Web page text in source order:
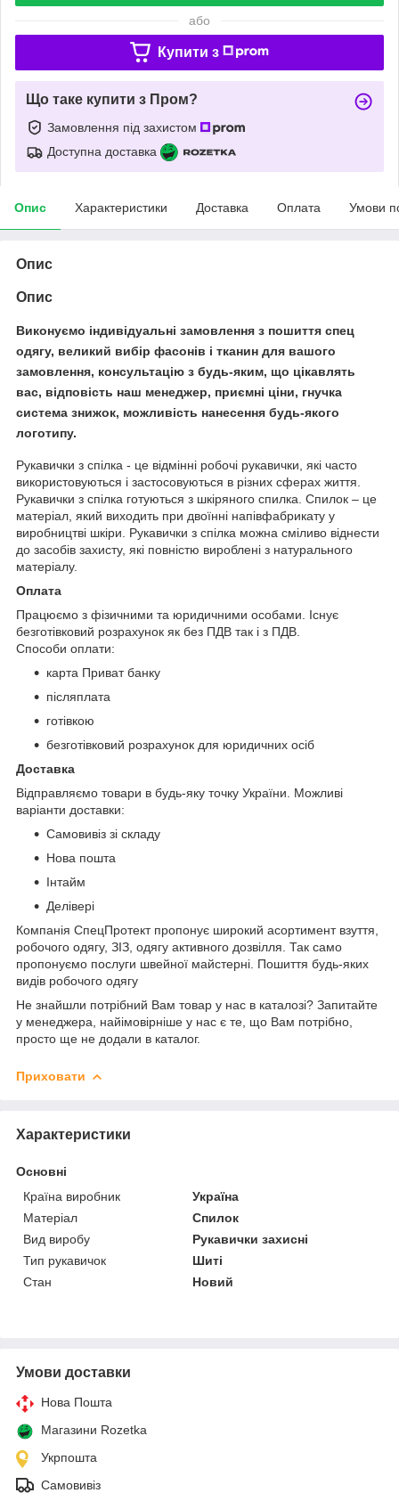
або
Купити з
Що таке купити з Пром?
Замовлення під захистом
Доступна доставка
Опис Характеристики Доставка Оплата Умови
Опис
Опис
Виконуємо індивідуальні замовлення з пошиття спец
одягу, великий вибір фасонів і тканин для вашого
замовлення, консультацію з будь-яким, що цікавлять
вас, відповість наш менеджер, приємні ціни, гнучка
система знижок, можливість нанесення будь-якого
логотипу.
Рукавички з спілка - це відмінні робочі рукавички, які часто
використовуються і застосовуються в різних сферах життя.
Рукавички з спілка готуються з шкіряного спилка. Спилок – це
матеріал, який виходить при двоїнні напівфабрикату у
виробництві шкіри. Рукавички з спілка можна сміливо віднести
до засобів захисту, які повністю вироблені з натурального
матеріалу.
Оплата
Працюємо з фізичними та юридичними особами. Існує
безготівковий розрахунок як без ПДВ так і з ПДВ.
Способи оплати:
карта Приват банку
післяплата
готівкою
безготівковий розрахунок для юридичних осіб
Доставка
Відправляємо товари в будь-яку точку України. Можливі
варіанти доставки:
Самовивіз зі складу
Нова пошта
Інтайм
Делівері
Компанія СпецПротект пропонує широкий асортимент взуття,
робочого одягу, ЗІЗ, одягу активного дозвілля. Так само
пропонуємо послуги швейної майстерні. Пошиття будь-яких
видів робочого одягу
Не знайшли потрібний Вам товар у нас в каталозі? Запитайте
у менеджера, найімовірніше у нас є те, що Вам потрібно,
просто ще не додали в каталог.
Приховати
Характеристики
Основні
Країна виробник
Україна
Матеріал
Спилок
Вид виробу
Рукавички захисні
Тип рукавичок
Шиті
Стан
Новий
Умови доставки
Нова Пошта
Магазини Rozetka
Укрпошта
Самовивіз